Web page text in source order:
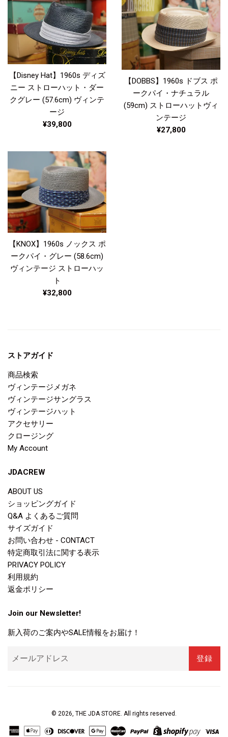
【Disney Hat】1960s ディズ
ニー ストローハット・ダー
クグレー (57.6cm) ヴィンテ
ージ
通
¥39,800
【DOBBS】1960s ドブス ポ
ークパイ・ナチュラル
(59cm) ストローハットヴィ
ンテージ
通
¥27,800
【KNOX】1960s ノックス ポ
ークパイ・グレー (58.6cm)
ヴィンテージ ストローハッ
ト
通
¥32,800
ストアガイド
商品検索
ヴィンテージメガネ
ヴィンテージサングラス
ヴィンテージハット
アクセサリー
クロージング
My Account
JDACREW
ABOUT US
ショッピングガイド
Q&A よくあるご質問
サイズガイド
お問い合わせ - CONTACT
特定商取引法に関する表示
PRIVACY POLICY
利用規約
返金ポリシー
Join our Newsletter!
新入荷のご案内やSALE情報をお届け！
登録
© 2026, THE JDA STORE . All rights reserved.